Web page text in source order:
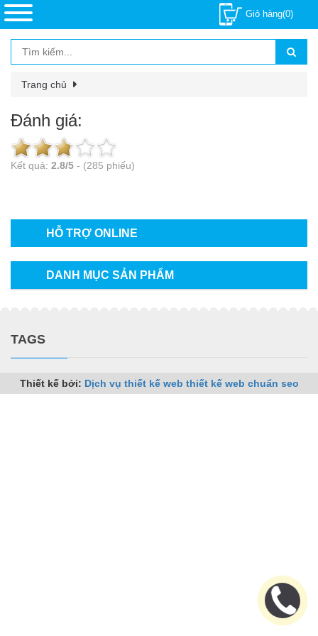
Giỏ hàng(0)
HỖ TRỢ ONLINE
DANH MỤC SẢN PHẨM
Trang chủ
Đánh giá:
Kết quả: 2.8/5 - (285 phiếu)
TAGS
Thiết kế bởi: Dịch vụ thiết kế web thiết kế web chuẩn seo